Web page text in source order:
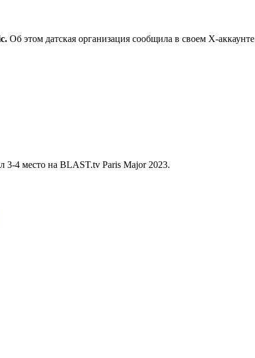
Об этом датская организация сообщила в своем X-
3-4 место на BLAST.tv Paris Major 2023.